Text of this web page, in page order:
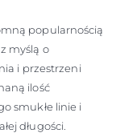
popularnością
myślą o
i przestrzeni
ilość
smukłe linie i
długości.